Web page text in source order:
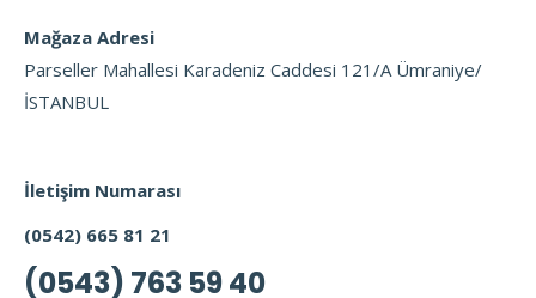
Mağaza Adresi
Parseller Mahallesi Karadeniz Caddesi 121/A Ümraniye/
İSTANBUL
İletişim Numarası
(0542) 665 81 21
(0543) 763 59 40